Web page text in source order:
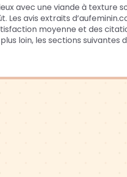
avec une viande à texture
Les avis extraits
moyenne et des
loin, les sections